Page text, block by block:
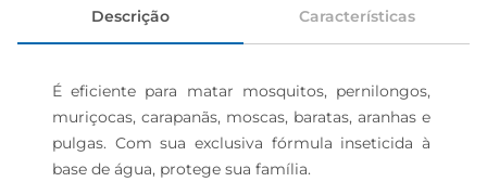
Descrição Características
É eficiente para matar mosquitos, pernilongos,
muriçocas, carapanãs, moscas, baratas, aranhas e
pulgas. Com sua exclusiva fórmula inseticida à
base de água, protege sua família.